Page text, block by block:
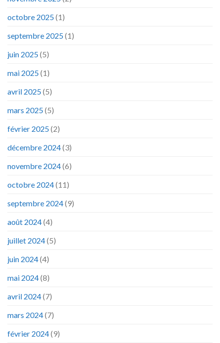
octobre 2025(1)
septembre 2025(1)
juin 2025(5)
mai 2025(1)
avril 2025(5)
mars 2025(5)
février 2025(2)
décembre 2024(3)
novembre 2024(6)
octobre 2024(11)
septembre 2024(9)
août 2024(4)
juillet 2024(5)
juin 2024(4)
mai 2024(8)
avril 2024(7)
mars 2024(7)
février 2024(9)